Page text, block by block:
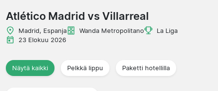
Atlético Madrid vs Villarreal
Madrid, Espanja Wanda Metropolitano
La Liga
23 Elokuu 2026
Näytä kaikki Pelkkä lippu Paketti hotellilla